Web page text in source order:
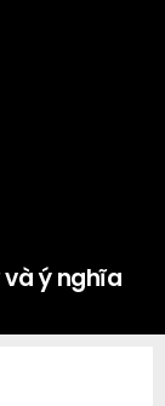
và ý nghĩa